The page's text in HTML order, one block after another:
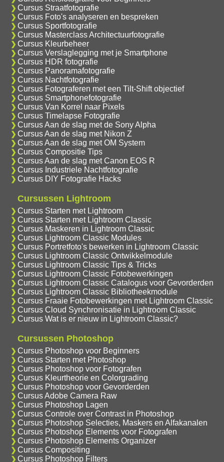
Cursus Straatfotografie
Cursus Foto's analyseren en bespreken
Cursus Sportfotografie
Cursus Masterclass Architectuurfotografie
Cursus Kleurbeheer
Cursus Verslaglegging met je Smartphone
Cursus HDR fotografie
Cursus Panoramafotografie
Cursus Nachtfotografie
Cursus Fotograferen met een Tilt-Shift objectief
Cursus Smartphonefotografie
Cursus Van Korrel naar Pixels
Cursus Timelapse Fotografie
Cursus Aan de slag met de Sony Alpha
Cursus Aan de slag met Nikon Z
Cursus Aan de slag met OM System
Cursus Compositie Tips
Cursus Aan de slag met Canon EOS R
Cursus Industriele Nachtfotografie
Cursus DIY Fotografie Hacks
Cursussen Lightroom
Cursus Starten met Lightroom
Cursus Starten met Lightroom Classic
Cursus Maskeren in Lightroom Classic
Cursus Lightroom Classic Modules
Cursus Portretfoto's bewerken in Lightroom Classic
Cursus Lightroom Classic Ontwikkelmodule
Cursus Lightroom Classic Tips & Tricks
Cursus Lightroom Classic Fotobewerkingen
Cursus Lightroom Classic Catalogus voor Gevorderden
Cursus Lightroom Classic Bibliotheekmodule
Cursus Fraaie Fotobewerkingen met Lightroom Classic
Cursus Cloud Synchronisatie in Lightroom Classic
Cursus Wat is er nieuw in Lightroom Classic?
Cursussen Photoshop
Cursus Photoshop voor Beginners
Cursus Starten met Photoshop
Cursus Photoshop voor Fotografen
Cursus Kleurtheorie en Colorgrading
Cursus Photoshop voor Gevorderden
Cursus Adobe Camera Raw
Cursus Photoshop Lagen
Cursus Controle over Contrast in Photoshop
Cursus Photoshop Selecties, Maskers en Alfakanalen
Cursus Photoshop Elements voor Fotografen
Cursus Photoshop Elements Organizer
Cursus Compositing
Cursus Photoshop Filters